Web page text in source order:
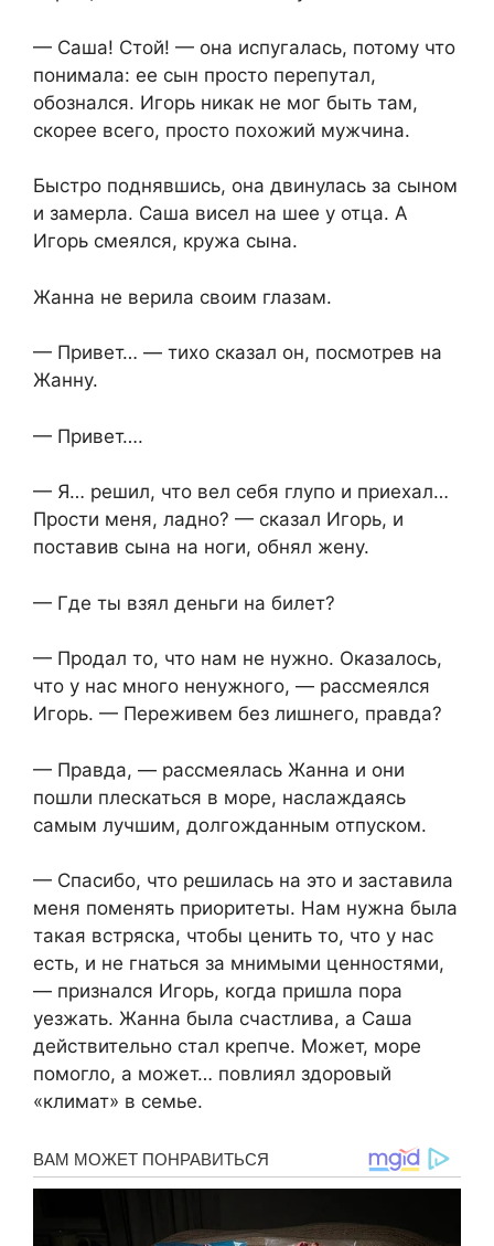
— Саша! Стой! — она испугалась, потому что
понимала: ее сын просто перепутал,
обознался. Игорь никак не мог быть там,
скорее всего, просто похожий мужчина.
Быстро поднявшись, она двинулась за сыном
и замерла. Саша висел на шее у отца. А
Игорь смеялся, кружа сына.
Жанна не верила своим глазам.
— Привет… — тихо сказал он, посмотрев на
Жанну.
— Привет….
— Я… решил, что вел себя глупо и приехал…
Прости меня, ладно? — сказал Игорь, и
поставив сына на ноги, обнял жену.
— Где ты взял деньги на билет?
— Продал то, что нам не нужно. Оказалось,
что у нас много ненужного, — рассмеялся
Игорь. — Переживем без лишнего, правда?
— Правда, — рассмеялась Жанна и они
пошли плескаться в море, наслаждаясь
самым лучшим, долгожданным отпуском.
— Спасибо, что решилась на это и заставила
меня поменять приоритеты. Нам нужна была
такая встряска, чтобы ценить то, что у нас
есть, и не гнаться за мнимыми ценностями,
— признался Игорь, когда пришла пора
уезжать. Жанна была счастлива, а Саша
действительно стал крепче. Может, море
помогло, а может… повлиял здоровый
«климат» в семье.